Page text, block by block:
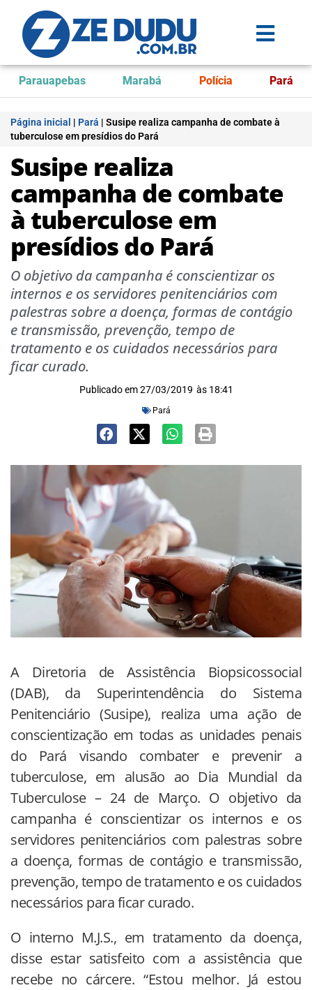
Parauapebas Marabá Polícia Pará
Página inicial | Pará | Susipe realiza campanha de combate à
tuberculose em presídios do Pará
Susipe realiza
campanha de combate
à tuberculose em
presídios do Pará
O objetivo da campanha é conscientizar os
internos e os servidores penitenciários com
palestras sobre a doença, formas de contágio
e transmissão, prevenção, tempo de
tratamento e os cuidados necessários para
ficar curado.
Publicado em 27/03/2019 às 18:41
Pará
A Diretoria de Assistência Biopsicossocial
(DAB), da Superintendência do Sistema
Penitenciário (Susipe), realiza uma ação de
conscientização em todas as unidades penais
do Pará visando combater e prevenir a
tuberculose, em alusão ao Dia Mundial da
Tuberculose – 24 de Março. O objetivo da
campanha é conscientizar os internos e os
servidores penitenciários com palestras sobre
a doença, formas de contágio e transmissão,
prevenção, tempo de tratamento e os cuidados
necessários para ficar curado.
O interno M.J.S., em tratamento da doença,
disse estar satisfeito com a assistência que
recebe no cárcere. “Estou melhor. Já estou